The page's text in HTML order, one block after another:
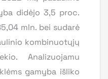
didėjo 3,5 proc.
mln. bei sudarė
kombinuotųjų
Analizuojamu
gamyba išliko